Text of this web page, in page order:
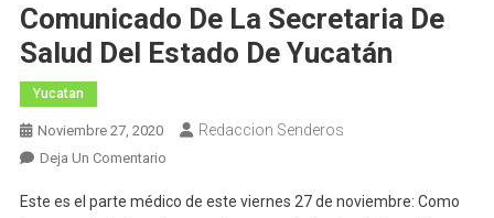
Comunicado De La Secretaria De
Salud Del Estado De Yucatán
Yucatan
Noviembre 27, 2020 Redaccion Senderos
Deja Un ComentarioEn
De
Este es el parte médico de este viernes 27 de noviembre: Como